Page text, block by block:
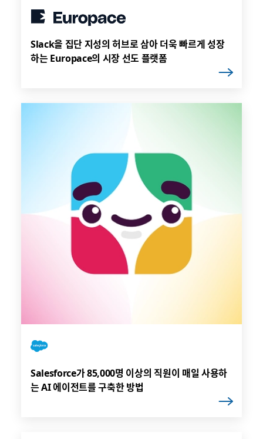
Slack을 집단 지성의 허브로 삼아 더욱 빠르게 성장
하는 Europace의 시장 선도 플랫폼
Salesforce가 85,000명 이상의 직원이 매일 사용하
는 AI 에이전트를 구축한 방법